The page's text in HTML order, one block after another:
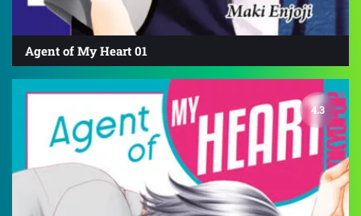
Agent of My Heart 01
4.3